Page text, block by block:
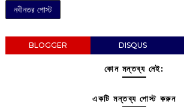
নবীনতর পোস্ট
BLOGGER DISQUS
কোন মন্তব্য নেই:
একটি মন্তব্য পোস্ট করুন